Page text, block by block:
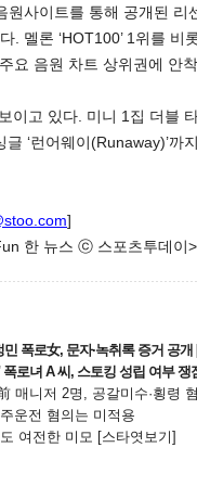
사이트를 통해 공개된 리
. 멜론 ‘HOT100’ 1위를 비
요 음원 차트 상위권에 안
이고 있다. 미니 1집 더블
‘런어웨이(Runaway)’까
]
한 뉴스 ⓒ 스포츠투데이>
폭로女, 문자·녹취록 증거 공개
로녀 A 씨, 스토킹 성립 여부 쟁
매니저 2명, 공갈미수·횡령
운전 혐의는 미적용
여전한 미모 [스타엿보기]